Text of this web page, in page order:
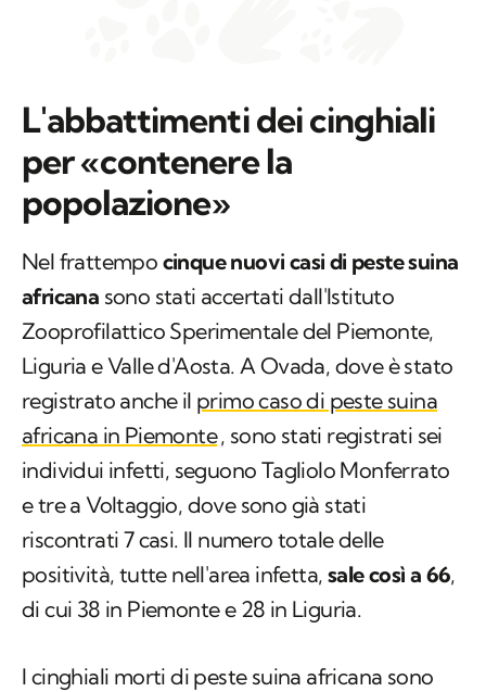
L'abbattimenti dei cinghiali
per «contenere la
popolazione»
Nel frattempo cinque nuovi casi di peste suina
africana sono stati accertati dall'Istituto
Zooprofilattico Sperimentale del Piemonte,
Liguria e Valle d'Aosta. A Ovada, dove è stato
registrato anche il primo caso di peste suina
africana in Piemonte, sono stati registrati sei
individui infetti, seguono Tagliolo Monferrato
e tre a Voltaggio, dove sono già stati
riscontrati 7 casi. Il numero totale delle
positività, tutte nell'area infetta, sale così a 66,
di cui 38 in Piemonte e 28 in Liguria.
I cinghiali morti di peste suina africana sono